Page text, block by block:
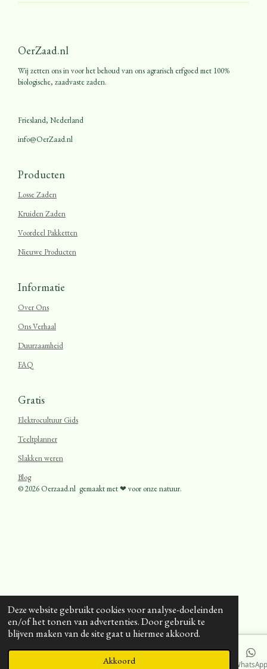
Deze website gebruikt cookies voor analyse-doeleinden
en/of het tonen van advertenties. Door gebruik te
blijven maken van de site gaat u hiermee akkoord.
Akkoord
OerZaad.nl
Wij zetten ons in voor het behoud van ons agrarisch erfgoed met 100%
biologische, zaadvaste zaden.
Friesland, Nederland
info@OerZaad.nl
Producten
Losse Zaden
Kruiden Zaden
Voordeel Pakketten
Nieuwe Producten
Informatie
Over Ons
Ons Verhaal
Duurzaamheid
FAQ
Gratis
Elektrocultuur Gids
Teeltplanner
Slakken weren
Blog
© 2026 Oerzaad.nl gemaakt met ❤ voor onze natuur.
Telefoonnummer WhatsApp